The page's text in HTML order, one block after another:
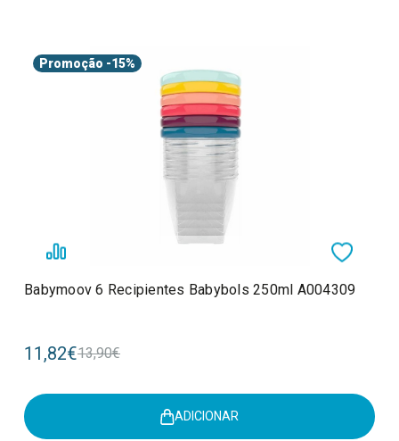
Promoção -15%
Babymoov 6 Recipientes Babybols 250ml A004309
11,82€13,90€
ADICIONAR